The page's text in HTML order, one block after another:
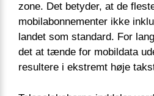
zone. Det betyder, at de
mobilabonnementer ikke
landet som standard. For
det at tænde for mobildata
resultere i ekstremt høje